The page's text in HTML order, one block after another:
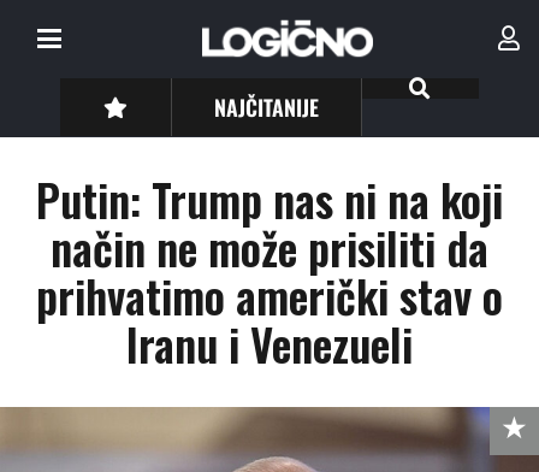
NAJČITANIJE
Putin: Trump nas ni na koji
način ne može prisiliti da
prihvatimo američki stav o
Iranu i Venezueli